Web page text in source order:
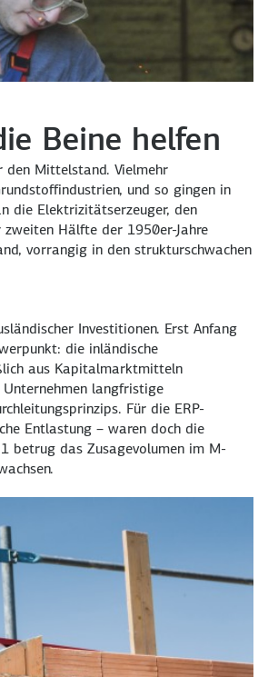
Beine helfen
den Mittelstand. Vielmehr
und so gingen in
die Elektrizitätserzeuger, den
Hälfte der 1950er-Jahre
vorrangig in den strukturschwachen
Investitionen. Erst Anfang
die inländische
aus Kapitalmarktmitteln
langfristige
Für die ERP-
Entlastung – waren doch die
betrug das Zusagevolumen im M-